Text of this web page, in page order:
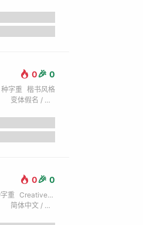
0🎉 0
种字重 楷书风格
变体假名 / 简体中文 / 拉丁字母 (英) / 西里尔字母 (俄) / 日文 / 谚文 / 繁体中文 / 希腊文
0🎉 0
重
Creative / 创意
简体中文 / 拉丁字母 (英)